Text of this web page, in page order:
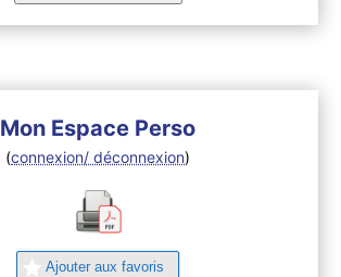
Mon Espace Perso
(connexion/ déconnexion)
Ajouter aux favoris